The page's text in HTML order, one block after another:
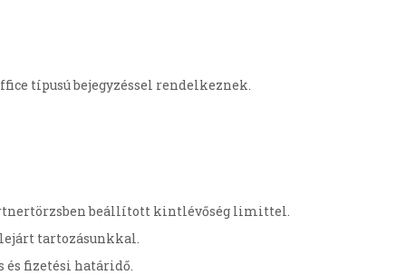
típusú bejegyzéssel rendelkeznek.
beállított kintlévőség limittel.
tartozásunkkal.
és fizetési határidő.